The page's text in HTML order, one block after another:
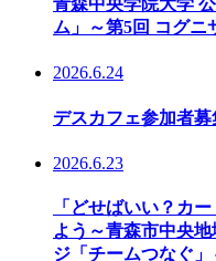
青森中央学院大学
ム」～第5回 コグニ
2026.6.24
デスカフェ参加者募
2026.6.23
「どせばいい？カ
よう～青森市中央
ジ「チームつなぐ」